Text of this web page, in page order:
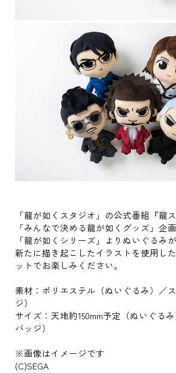
「龍が如くスタジオ」の公式番組『龍
「みんなで決める龍が如くグッズ」企
「龍が如くシリーズ」よりぬいぐるみ
新たに描き起こしたイラストを使用し
ットでお楽しみください。
素材：ポリエステル（ぬいぐるみ）／
ジ）
サイズ：天地約150mm予定（ぬいぐる
バッジ）
※画像はイメージです
(C)SEGA